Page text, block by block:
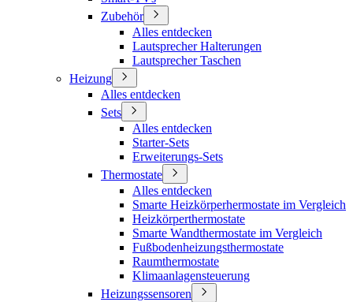
Zubehör
Alles entdecken
Lautsprecher Halterungen
Lautsprecher Taschen
Heizung
Alles entdecken
Sets
Alles entdecken
Starter-Sets
Erweiterungs-Sets
Thermostate
Alles entdecken
Smarte Heizkörperhermostate im Vergleich
Heizkörperthermostate
Smarte Wandthermostate im Vergleich
Fußbodenheizungsthermostate
Raumthermostate
Klimaanlagensteuerung
Heizungssensoren